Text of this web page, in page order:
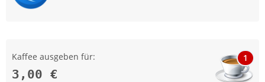
Kaffee ausgeben für:
3,00 €
1